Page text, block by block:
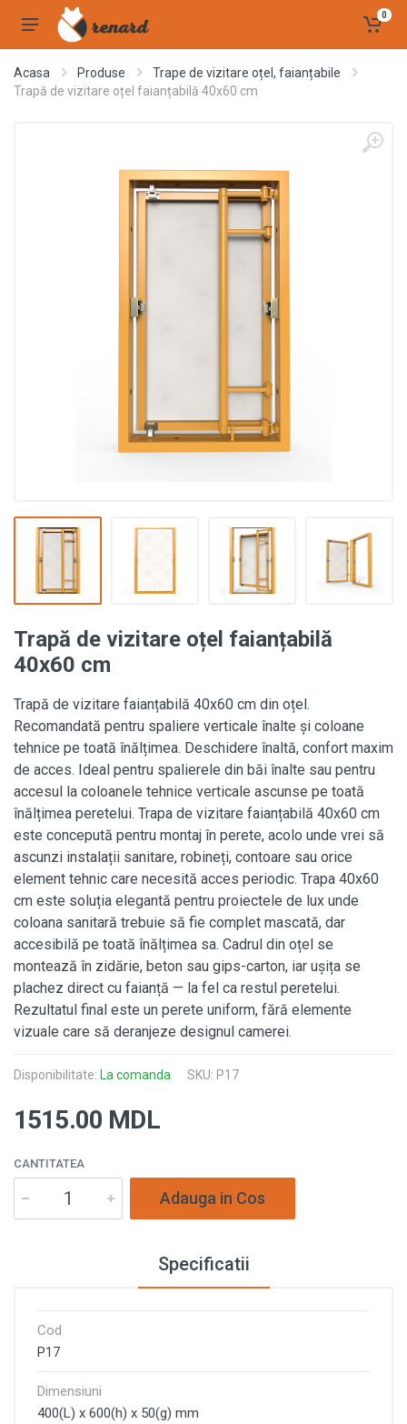
0
Acasa Produse
Trape de vizitare oțel, faianțabile
Trapă de vizitare oțel faianțabilă 40x60 cm
Trapă de vizitare oțel faianțabilă
40x60 cm
Trapă de vizitare faianțabilă 40x60 cm din oțel.
Recomandată pentru spaliere verticale înalte și coloane
tehnice pe toată înălțimea. Deschidere înaltă, confort maxim
de acces. Ideal pentru spalierele din băi înalte sau pentru
accesul la coloanele tehnice verticale ascunse pe toată
înălțimea peretelui. Trapa de vizitare faianțabilă 40x60 cm
este concepută pentru montaj în perete, acolo unde vrei să
ascunzi instalații sanitare, robineți, contoare sau orice
element tehnic care necesită acces periodic. Trapa 40x60
cm este soluția elegantă pentru proiectele de lux unde
coloana sanitară trebuie să fie complet mascată, dar
accesibilă pe toată înălțimea sa. Cadrul din oțel se
montează în zidărie, beton sau gips-carton, iar ușița se
plachez direct cu faianță — la fel ca restul peretelui.
Rezultatul final este un perete uniform, fără elemente
vizuale care să deranjeze designul camerei.
Disponibilitate: La comanda SKU: P17
1515.00 MDL
CANTITATEA
Specificatii
Cod
P17
Dimensiuni
400(L) х 600(h) х 50(g) mm